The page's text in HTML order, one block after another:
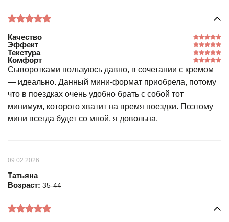
Качество
Эффект
Текстура
Комфорт
Сыворотками пользуюсь давно, в сочетании с кремом
— идеально. Данный мини-формат приобрела, потому
что в поездках очень удобно брать с собой тот
минимум, которого хватит на время поездки. Поэтому
мини всегда будет со мной, я довольна.
09.02.2026
Татьяна
Возраст: 35-44